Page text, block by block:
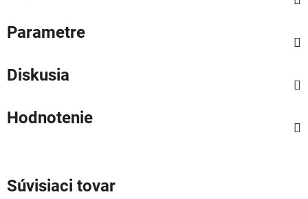
Parametre
Diskusia
Hodnotenie
Súvisiaci tovar